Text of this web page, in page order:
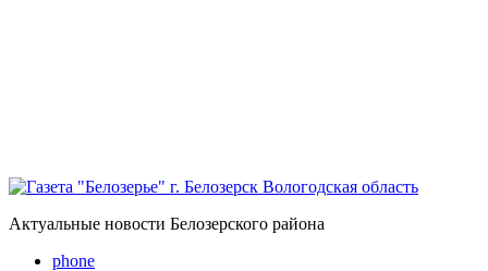
Актуальные новости Белозерского района
phone